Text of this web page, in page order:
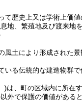
て歴史上又は学術上価
地、繁殖地及び渡来地
風土により形成された
いる伝統的な建造物群
)は、町の区域内に所在
外で保護の価値がある